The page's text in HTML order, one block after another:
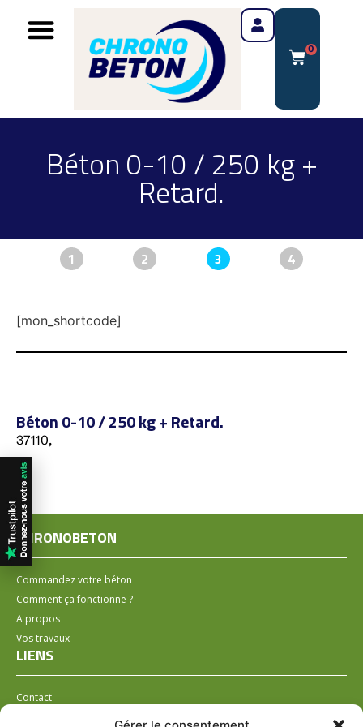
0
Béton 0-10 / 250 kg +
Retard.
1 2 3 4
[mon_shortcode]
Béton 0-10 / 250 kg + Retard.
37110,
CHRONOBETON
Commandez votre béton
Comment ça fonctionne ?
A propos
Vos travaux
LIENS
Contact